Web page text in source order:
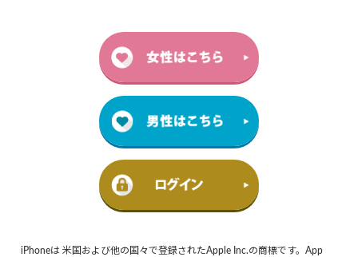
iPhoneは 米国および他の国々で登録されたApple Inc.の商標です。App